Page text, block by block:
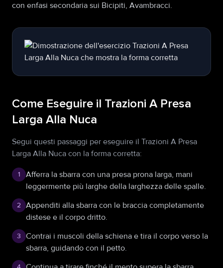
con enfasi secondaria sui Bicipiti, Avambracci.
Come Eseguire il Trazioni A Presa
Larga Alla Nuca
Segui questi passaggi per eseguire il Trazioni A Presa
Larga Alla Nuca con la forma corretta:
1
Afferra la sbarra con una presa prona larga, mani
leggermente più larghe della larghezza delle spalle.
2 Appenditi alla sbarra con le braccia completamente
distese e il corpo dritto.
3
Contrai i muscoli della schiena e tira il corpo verso la
sbarra, guidando con il petto.